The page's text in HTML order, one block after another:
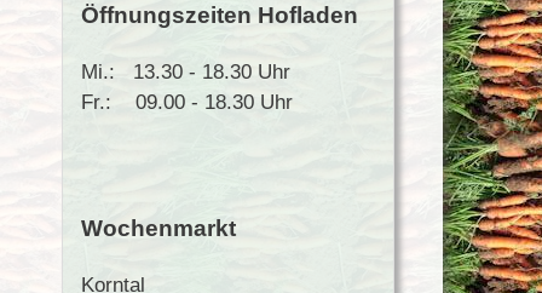
Öffnungszeiten Hofladen
Mi.: 13.30 - 18.30 Uhr
Fr.: 09.00 - 18.30 Uhr
Wochenmarkt
Korntal